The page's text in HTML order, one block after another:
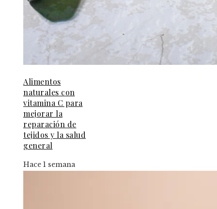
Alimentos
naturales con
vitamina C para
mejorar la
reparación de
tejidos y la salud
general
Hace 1 semana